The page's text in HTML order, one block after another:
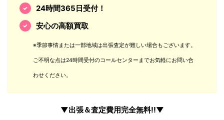
24時間365日受付！
安心の高額買取
※季節事情または一部地域は出張査定が難しい場合もございます。
ご不明な点は24時間受付のコールセンターまでお気軽にお問い合
わせください。
▼出張＆査定費用完全無料!!▼